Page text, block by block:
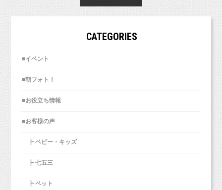
CATEGORIES
■イベント
■朝フォト！
■お役立ち情報
■お客様の声
┣ ベビー・キッズ
┣ 七五三
┣ ペット